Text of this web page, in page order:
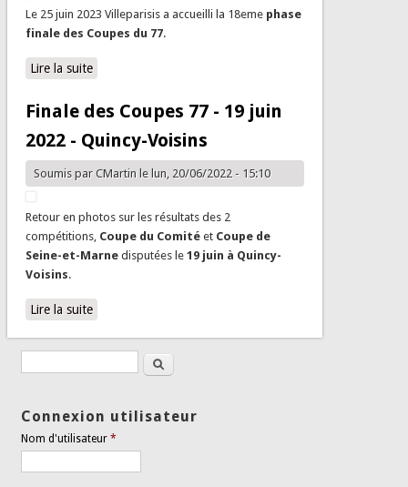
Le 25 juin 2023 Villeparisis a accueilli la 18eme phase
finale des Coupes du 77.
Lire la suitede Finale des Coupes 77 - 25 juin 2023 - Villeparisis
Finale des Coupes 77 - 19 juin
2022 - Quincy-Voisins
Soumis par CMartinle lun, 20/06/2022 - 15:10
Retour en photos sur les résultats des 2
compétitions, Coupe du Comitéet Coupe de
Seine-et-Marnedisputées le 19 juin à Quincy-
Voisins.
Lire la suitede Finale des Coupes 77 - 19 juin 2022 - Quincy-Voisins
Formulaire de recherche
Rechercher
Connexion utilisateur
Nom d'utilisateur*